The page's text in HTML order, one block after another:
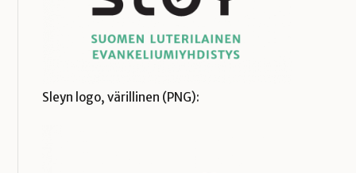
Sleyn logo, värillinen (PNG):